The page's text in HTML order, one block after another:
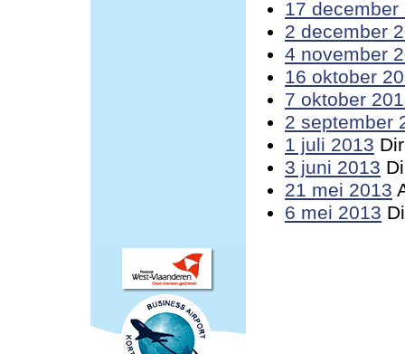
17 december
2 december
4 november
16 oktober
7 oktober
2 september
1 juli 2013
3 juni 2013
21 mei 2013
6 mei 2013